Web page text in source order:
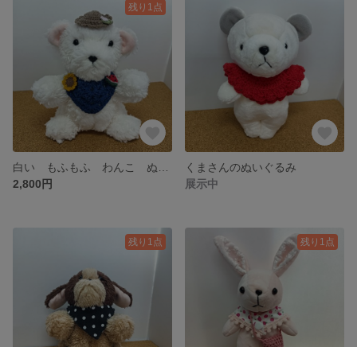
残り1点
2,800円
くまさんのぬいぐるみ
展示中
残り1点 残り1点